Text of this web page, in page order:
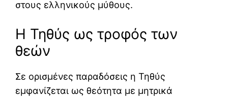
στους ελληνικούς μύθους.
Η Τηθύς ως τροφός των
θεών
Σε ορισμένες παραδόσεις η Τηθύς
εμφανίζεται ως θεότητα με μητρικά